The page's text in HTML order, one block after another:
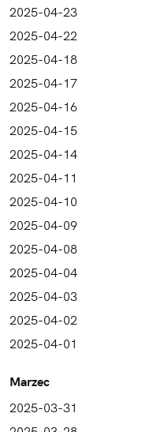
2025-04-23
2025-04-22
2025-04-18
2025-04-17
2025-04-16
2025-04-15
2025-04-14
2025-04-11
2025-04-10
2025-04-09
2025-04-08
2025-04-04
2025-04-03
2025-04-02
2025-04-01
Marzec
2025-03-31